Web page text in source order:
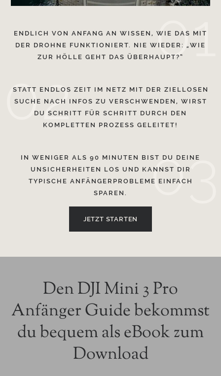
ENDLICH VON ANFANG AN WISSEN, WIE DAS MIT
DER DROHNE FUNKTIONIERT. NIE WIEDER: „WIE
ZUR HÖLLE GEHT DAS ÜBERHAUPT?“
01
STATT ENDLOS ZEIT IM NETZ MIT DER ZIELLOSEN
SUCHE NACH INFOS ZU VERSCHWENDEN, WIRST
DU SCHRITT FÜR SCHRITT DURCH DEN
KOMPLETTEN PROZESS GELEITET!
02
IN WENIGER ALS 90 MINUTEN BIST DU DEINE
UNSICHERHEITEN LOS UND KANNST DIR
TYPISCHE ANFÄNGERPROBLEME EINFACH
SPAREN.
03
JETZT STARTEN
Den DJI Mini 3 Pro
Anfänger Guide bekommst
du bequem als eBook zum
Download